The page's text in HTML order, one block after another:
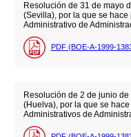
Resolución de 31 de mayo
(Sevilla), por la que se
Administrativo de
PDF (BOE-A-1999-
Resolución de 2 de junio
(Huelva), por la que se
Administrativos de